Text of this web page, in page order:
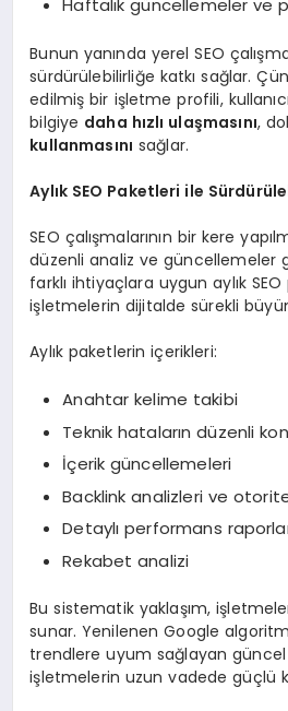
Haftalık güncellemeler ve
Bunun yanında yerel SEO
sürdürülebilirliğe katkı sağlar.
edilmiş bir işletme profili,
bilgiye daha hızlı ulaşmasını,
kullanmasını sağlar.
Aylık SEO Paketleri ile
SEO çalışmalarının bir kere
düzenli analiz ve güncellemeler
farklı ihtiyaçlara uygun aylık
işletmelerin dijitalde sürekli
Aylık paketlerin içerikleri:
Anahtar kelime takibi
Teknik hataların düzenli
İçerik güncellemeleri
Backlink analizleri ve
Detaylı performans
Rekabet analizi
Bu sistematik yaklaşım,
sunar. Yenilenen Google
trendlere uyum sağlayan güncel
işletmelerin uzun vadede güçlü